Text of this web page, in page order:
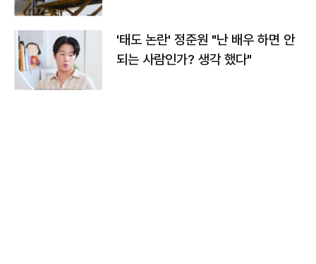
'태도 논란' 정준원 "난 배우 하면 안
되는 사람인가? 생각 했다"